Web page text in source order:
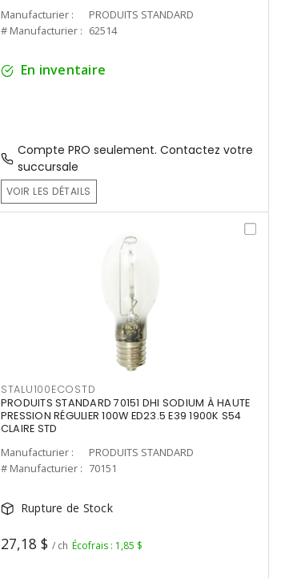
Manufacturier :
PRODUITS STANDARD
# Manufacturier : 62514
En inventaire
Compte PRO seulement. Contactez votre
succursale
VOIR LES DÉTAILS
STALU100ECOSTD
PRODUITS STANDARD 70151 DHI SODIUM À HAUTE
PRESSION RÉGULIER 100W ED23.5 E39 1900K S54
CLAIRE STD
Manufacturier :
PRODUITS STANDARD
# Manufacturier : 70151
Rupture de Stock
27,18 $ / ch Écofrais : 1,85 $